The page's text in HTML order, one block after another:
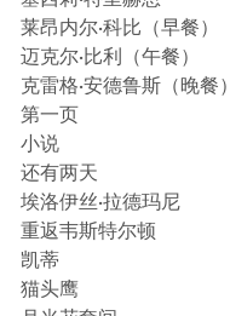
莱昂内尔·科比（早餐）
迈克尔·比利（午餐）
克雷格·安德鲁斯（晚餐）
第一页
小说
还有两天
埃洛伊丝·拉德玛尼
重返韦斯特尔顿
凯蒂
猫头鹰